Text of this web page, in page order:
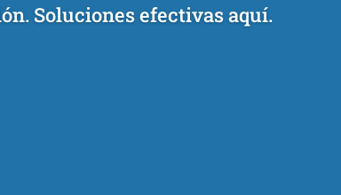
Soluciones efectivas aquí.